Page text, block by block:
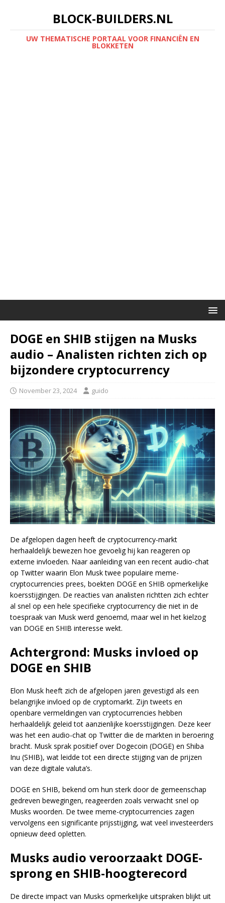
BLOCK-BUILDERS.NL
UW THEMATISCHE PORTAAL VOOR FINANCIËN EN
BLOKKETEN
DOGE en SHIB stijgen na Musks
audio – Analisten richten zich op
bijzondere cryptocurrency
November 23, 2024 guido
De afgelopen dagen heeft de cryptocurrency-markt
herhaaldelijk bewezen hoe gevoelig hij kan reageren op
externe invloeden. Naar aanleiding van een recent audio-chat
op Twitter waarin Elon Musk twee populaire meme-
cryptocurrencies prees, boekten DOGE en SHIB opmerkelijke
koersstijgingen. De reacties van analisten richtten zich echter
al snel op een hele specifieke cryptocurrency die niet in de
toespraak van Musk werd genoemd, maar wel in het kielzog
van DOGE en SHIB interesse wekt.
Achtergrond: Musks invloed op
DOGE en SHIB
Elon Musk heeft zich de afgelopen jaren gevestigd als een
belangrijke invloed op de cryptomarkt. Zijn tweets en
openbare vermeldingen van cryptocurrencies hebben
herhaaldelijk geleid tot aanzienlijke koersstijgingen. Deze keer
was het een audio-chat op Twitter die de markten in beroering
bracht. Musk sprak positief over Dogecoin (DOGE) en Shiba
Inu (SHIB), wat leidde tot een directe stijging van de prijzen
van deze digitale valuta’s.
DOGE en SHIB, bekend om hun sterk door de gemeenschap
gedreven bewegingen, reageerden zoals verwacht snel op
Musks woorden. De twee meme-cryptocurrencies zagen
vervolgens een significante prijsstijging, wat veel investeerders
opnieuw deed opletten.
Musks audio veroorzaakt DOGE-
sprong en SHIB-hoogterecord
De directe impact van Musks opmerkelijke uitspraken blijkt uit